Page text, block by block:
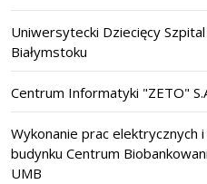
Uniwersytecki Dziecięcy
Białymstoku
Centrum Informatyki "ZETO"
Wykonanie prac elektrycznych
budynku Centrum
UMB